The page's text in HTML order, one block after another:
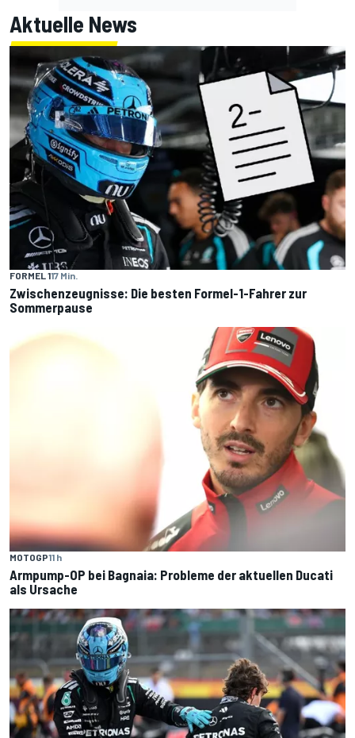
Aktuelle News
FORMEL 117 Min.
Zwischenzeugnisse: Die besten Formel-1-Fahrer zur
Sommerpause
MOTOGP11 h
Armpump-OP bei Bagnaia: Probleme der aktuellen Ducati
als Ursache